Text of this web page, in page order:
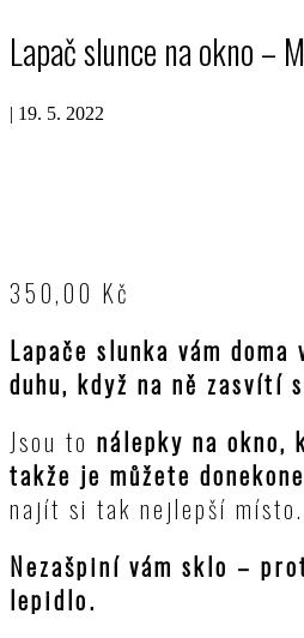
Lapač slunce na okno –
19. 5. 2022
350,00 Kč
Lapače slunka vám
duhu, když na ně zasvítí
Jsou to nálepky na
takže je můžete
najít si tak nejlepší místo.
Nezašpiní vám sklo –
lepidlo.